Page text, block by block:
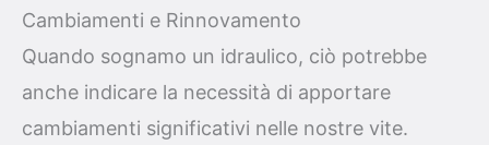
Cambiamenti e Rinnovamento
Quando sognamo un idraulico, ciò potrebbe
anche indicare la necessità di apportare
cambiamenti significativi nelle nostre vite.